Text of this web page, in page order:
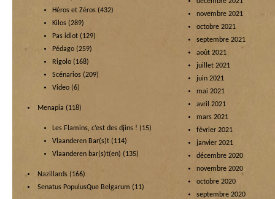
Héros et Zéros (432)
Kilos (289)
Pas idiot (129)
Pédago (259)
Rigolo (168)
Scénarios (209)
Video (6)
Menapia (118)
Les Flamins, c’est des djins ! (15)
Vlaanderen Bar(s)t (114)
Vlaanderen bar(s)t(en) (135)
Nazillards (166)
Senatus PopulusQue Belgarum (11)
novembre 2021
octobre 2021
septembre 2021
août 2021
juillet 2021
juin 2021
mai 2021
avril 2021
mars 2021
février 2021
janvier 2021
décembre 2020
novembre 2020
octobre 2020
septembre 2020